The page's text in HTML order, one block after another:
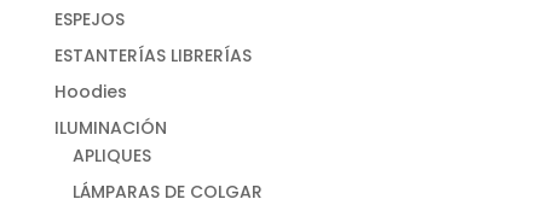
ESPEJOS
ESTANTERÍAS LIBRERÍAS
Hoodies
ILUMINACIÓN
APLIQUES
LÁMPARAS DE COLGAR